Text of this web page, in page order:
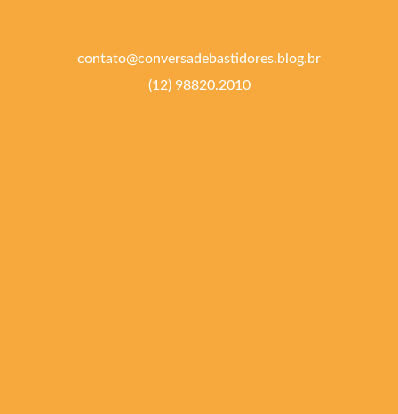
contato@conversadebastidores.blog.br
(12) 98820.2010